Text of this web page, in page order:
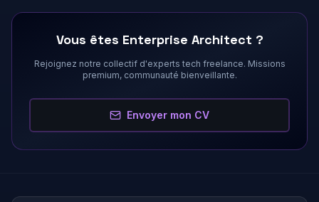
Vous êtes Enterprise Architect ?
Rejoignez notre collectif d'experts tech freelance. Missions
premium, communauté bienveillante.
Envoyer mon CV